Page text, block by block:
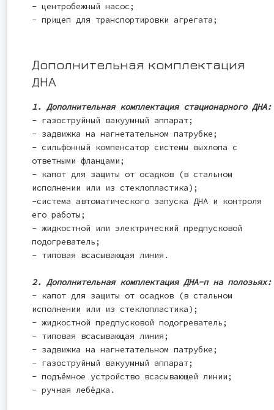
- центробежный насос;
- прицеп для транспортировки агрегата;
Дополнительная комплектация
ДНА
1. Дополнительная комплектация стационарного ДНА:
- газоструйный вакуумный аппарат;
- задвижка на нагнетательном патрубке;
- сильфонный компенсатор системы выхлопа с
ответными фланцами;
- капот для защиты от осадков (в стальном
исполнении или из стеклопластика);
-система автоматического запуска ДНА и контроля
его работы;
- жидкостной или электрический предпусковой
подогреватель;
- типовая всасывающая линия.
2. Дополнительная комплектация ДНА-п на полозьях:
- капот для защиты от осадков (в стальном
исполнении или из стеклопластика);
- жидкостной предпусковой подогреватель;
- типовая всасывающая линия;
- задвижка на нагнетательном патрубке;
- газоструйный вакуумный аппарат;
- подъёмное устройство всасывающей линии;
- ручная лебёдка.